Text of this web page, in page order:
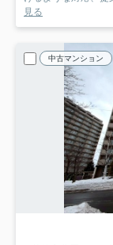
見る
中古マンション